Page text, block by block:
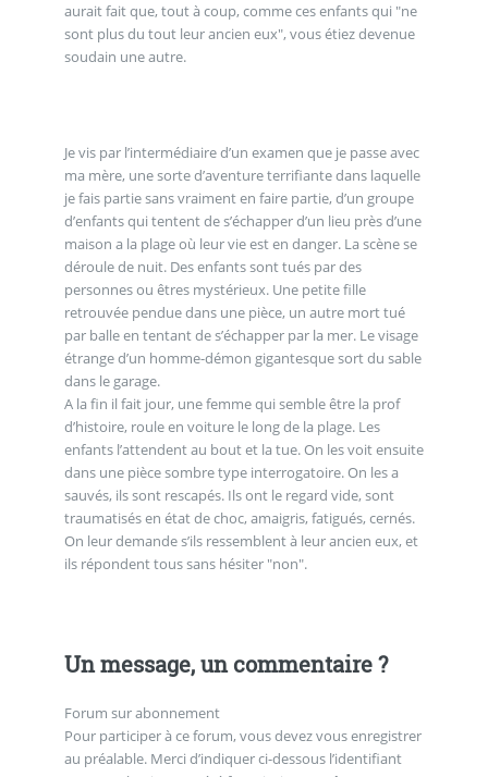
aurait fait que, tout à coup, comme ces enfants qui "ne
sont plus du tout leur ancien eux", vous étiez devenue
soudain une autre.
Je vis par l’intermédiaire d’un examen que je passe avec
ma mère, une sorte d’aventure terrifiante dans laquelle
je fais partie sans vraiment en faire partie, d’un groupe
d’enfants qui tentent de s’échapper d’un lieu près d’une
maison a la plage où leur vie est en danger. La scène se
déroule de nuit. Des enfants sont tués par des
personnes ou êtres mystérieux. Une petite fille
retrouvée pendue dans une pièce, un autre mort tué
par balle en tentant de s’échapper par la mer. Le visage
étrange d’un homme-démon gigantesque sort du sable
dans le garage.
A la fin il fait jour, une femme qui semble être la prof
d’histoire, roule en voiture le long de la plage. Les
enfants l’attendent au bout et la tue. On les voit ensuite
dans une pièce sombre type interrogatoire. On les a
sauvés, ils sont rescapés. Ils ont le regard vide, sont
traumatisés en état de choc, amaigris, fatigués, cernés.
On leur demande s’ils ressemblent à leur ancien eux, et
ils répondent tous sans hésiter "non".
Un message, un commentaire ?
Forum sur abonnement
Pour participer à ce forum, vous devez vous enregistrer
au préalable. Merci d’indiquer ci-dessous l’identifiant